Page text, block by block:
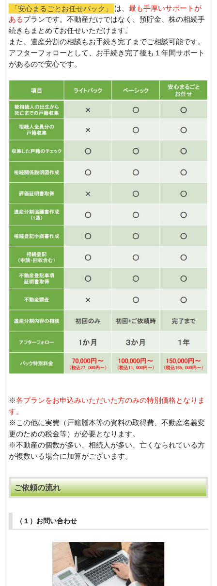
「安心まるごとお任せパック」 は、 最も手厚いサポートが
あるプランです。不動産だけではなく、預貯金、株の相続手
続きもまとめてお任せいただけます。
また、遺産分割の相談もお手続き完了までご相談可能です。
アフターフォローとして、お手続き完了後も１年間サポート
があるので安心です。
※各プランをお申込みいただいた方のみの特別価格となりま
す。
※この他に実費（戸籍謄本等の資料の取得費、不動産名義変
更のための税金等）が必要となります。
※不動産の個数が多い、相続人が多い、亡くなられている方
が複数いる場合に加算がございます。
ご依頼の流れ
（１）お問い合わせ